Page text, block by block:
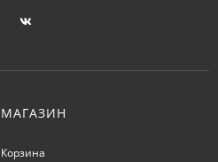
МАГАЗИН
Корзина